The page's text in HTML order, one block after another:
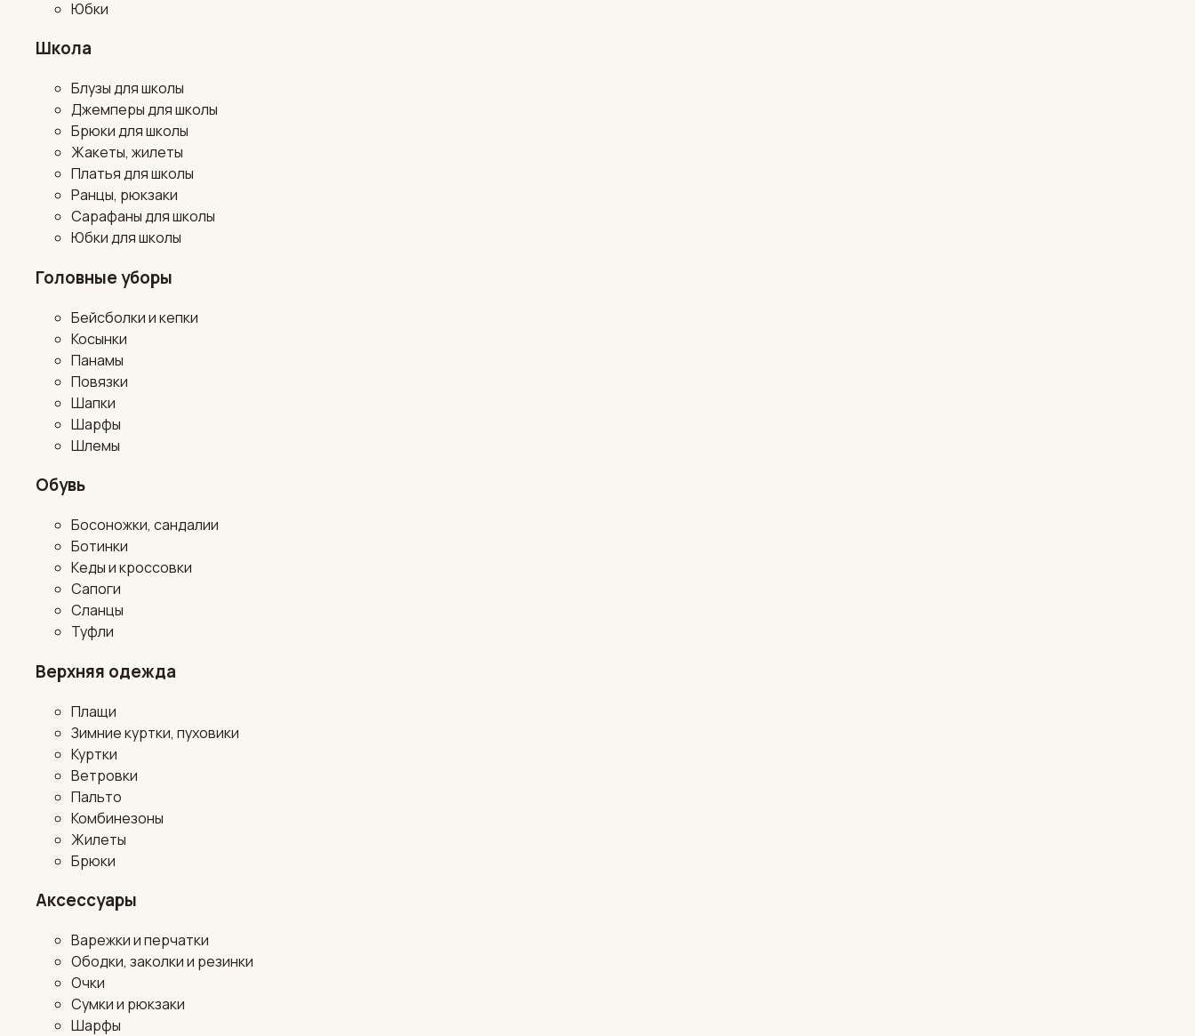
Юбки
Школа
Блузы для школы
Джемперы для школы
Брюки для школы
Жакеты, жилеты
Платья для школы
Ранцы, рюкзаки
Сарафаны для школы
Юбки для школы
Головные уборы
Бейсболки и кепки
Косынки
Панамы
Повязки
Шапки
Шарфы
Шлемы
Обувь
Босоножки, сандалии
Ботинки
Кеды и кроссовки
Сапоги
Сланцы
Туфли
Верхняя одежда
Плащи
Зимние куртки, пуховики
Куртки
Ветровки
Пальто
Комбинезоны
Жилеты
Брюки
Аксессуары
Варежки и перчатки
Ободки, заколки и резинки
Очки
Сумки и рюкзаки
Шарфы